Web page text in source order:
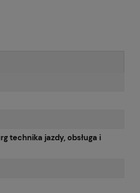
technika jazdy, obsługa i